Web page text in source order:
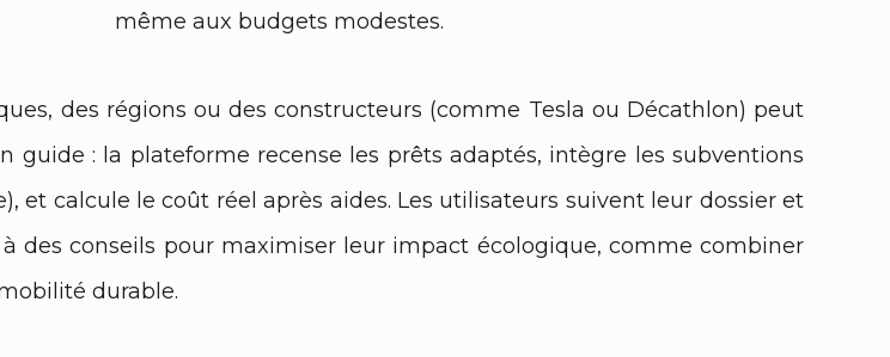
même aux budgets modestes.
des régions ou des constructeurs (comme Tesla ou Décathlon) peut
: la plateforme recense les prêts adaptés, intègre les subventions
et calcule le coût réel après aides. Les utilisateurs suivent leur dossier et
des conseils pour maximiser leur impact écologique, comme combiner
durable.